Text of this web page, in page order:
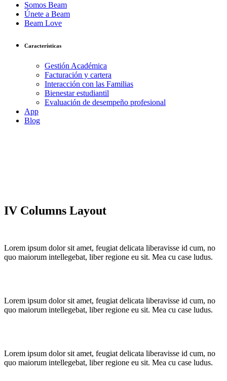
Somos Beam
Únete a Beam
Beam Love
Características
Gestión Académica
Facturación y cartera
Interacción con las Familias
Bienestar estudiantil
Evaluación de desempeño profesional
App
Blog
IV Columns Layout
Lorem ipsum dolor sit amet, feugiat delicata liberavisse id cum, no
quo maiorum intellegebat, liber regione eu sit. Mea cu case ludus.
Lorem ipsum dolor sit amet, feugiat delicata liberavisse id cum, no
quo maiorum intellegebat, liber regione eu sit. Mea cu case ludus.
Lorem ipsum dolor sit amet, feugiat delicata liberavisse id cum, no
quo maiorum intellegebat, liber regione eu sit. Mea cu case ludus.